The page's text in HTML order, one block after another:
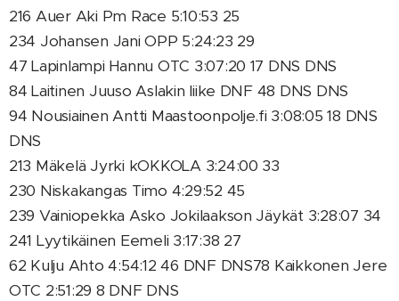
216 Auer Aki Pm Race 5:10:53 25
234 Johansen Jani OPP 5:24:23 29
47 Lapinlampi Hannu OTC 3:07:20 17 DNS DNS
84 Laitinen Juuso Aslakin liike DNF 48 DNS DNS
94 Nousiainen Antti Maastoonpolje.fi 3:08:05 18 DNS
DNS
213 Mäkelä Jyrki kOKKOLA 3:24:00 33
230 Niskakangas Timo 4:29:52 45
239 Vainiopekka Asko Jokilaakson Jäykät 3:28:07 34
241 Lyytikäinen Eemeli 3:17:38 27
62 Kulju Ahto 4:54:12 46 DNF DNS78 Kaikkonen Jere
OTC 2:51:29 8 DNF DNS